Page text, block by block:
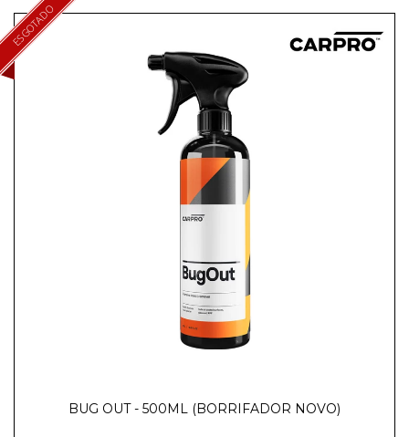
ESGOTADO
BUG OUT - 500ML (BORRIFADOR NOVO)